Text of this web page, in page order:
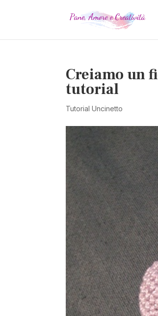
Creiamo un
tutorial
Tutorial Uncinetto